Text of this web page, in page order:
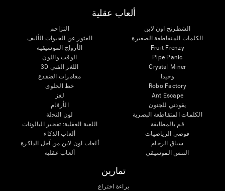
ألعاب عقلية
الشطرنج اون لاين
الكلمات المتقاطعة الصغيرة
Fruit Frenzy
Pipe Panic
Crystal Miner
وحيدا
Robo Factory
Ant Escape
يقودني للجنون
الكلمات المتقاطعة البصرية
قم بالمطابقة
فوضى الرياضيات
سباق الرخام
التنس الموسيقي
التزاحم
العثور عن الحيوات الأليف
الأزواج الموسيقية
الوقت واللون
اللغز الفني 3D
مغامرات الضفدع
خط الحلوى
لغز
الأرقام
لون النحلة
اللعبة العقلية: تفجير البالونات
ألعاب الذكاء
ألعاب اون لاين من آجل الذاكرة
ألعاب عقلية
تمارين
براءة اختراع